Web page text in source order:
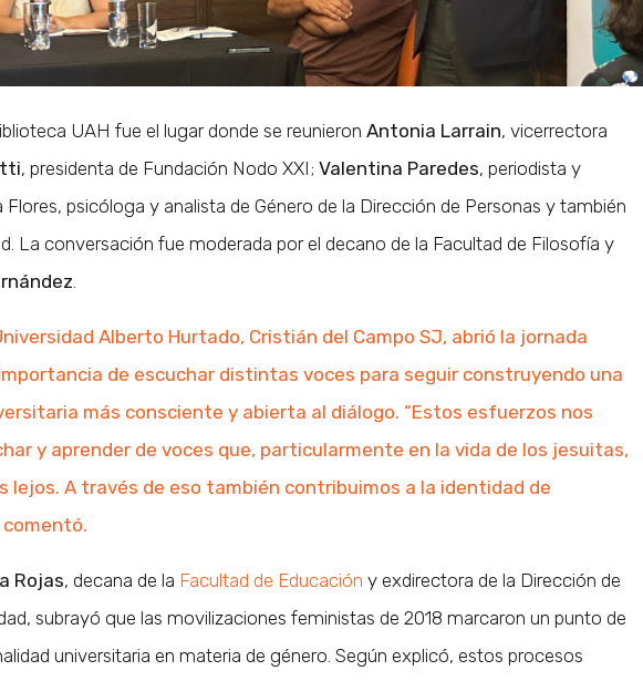
UAH fue el lugar donde se reunieron Antonia Larrain, vicerrectora
, presidenta de Fundación Nodo XXI; Valentina Paredes, periodista y
psicóloga y analista de Género de la Dirección de Personas y también
La conversación fue moderada por el decano de la Facultad de Filosofía y
.
Alberto Hurtado, Cristián del Campo SJ, abrió la jornada
de escuchar distintas voces para seguir construyendo una
más consciente y abierta al diálogo. “Estos esfuerzos nos
y aprender de voces que, particularmente en la vida de los jesuitas,
lejos. A través de eso también contribuimos a la identidad de
comentó.
Rojas, decana de la Facultad de Educación y exdirectora de la Dirección de
subrayó que las movilizaciones feministas de 2018 marcaron un punto de
universitaria en materia de género. Según explicó, estos procesos